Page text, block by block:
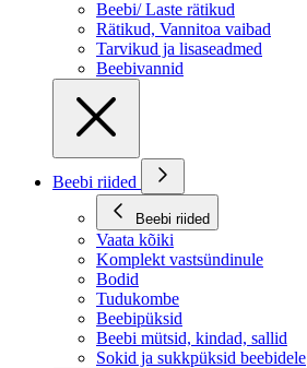
Beebi/ Laste rätikud
Rätikud, Vannitoa vaibad
Tarvikud ja lisaseadmed
Beebivannid
Beebi riided
Beebi riided
Vaata kõiki
Komplekt vastsündinule
Bodid
Tudukombe
Beebipüksid
Beebi mütsid, kindad, sallid
Sokid ja sukkpüksid beebidele